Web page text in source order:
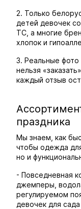
2. Только
детей девочек
ТС, а многие
хлопок и
3. Реальные
нельзя
каждый отзыв
праздника
Мы знаем, как
чтобы одежда
но и
- Повседневная
джемперы,
регулируемом
девочек для